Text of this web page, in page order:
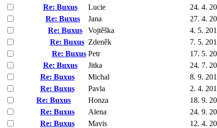
Re: Buxus
Lucie
24. 4.
Re: Buxus
Jana
27. 4.
Re: Buxus
Vojtěška
4. 5.
Re: Buxus Zdeněk
7. 5.
Re: Buxus Petr
17. 5.
Re: Buxus
Jitka
24. 7.
Re: Buxus
Michal
8. 9.
Re: Buxus
Pavla
2. 4.
Re: Buxus
Honza
18. 9.
Re: Buxus
Alena
24. 9.
Re: Buxus
Mavis
12. 4.